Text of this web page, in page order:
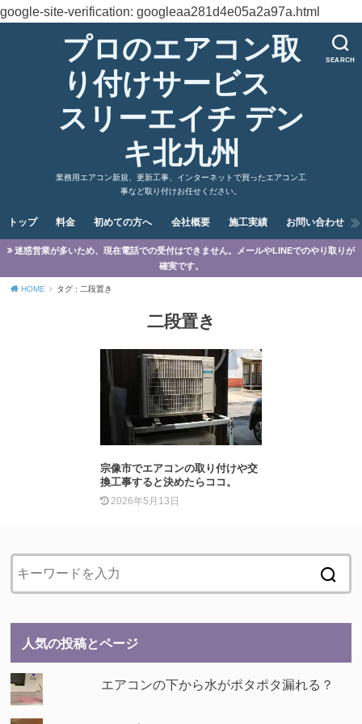
google-site-verification: googleaa281d4e05a2a97a.html
SEARCH
プロのエアコン取
り付けサービス
スリーエイチ デン
キ北九州
業務用エアコン新規、更新工事、インターネットで買ったエアコン工
事など取り付けお任せください。
トップ 料金 初めての方へ 会社概要 施工実績 お問い合わせ
迷惑営業が多いため、現在電話での受付はできません。メールやLINEでのやり取りが
確実です。
HOME タグ : 二段置き
二段置き
宗像市でエアコンの取り付けや交
換工事すると決めたらココ。
2026年5月13日
人気の投稿とページ
エアコンの下から水がポタポタ漏れる？